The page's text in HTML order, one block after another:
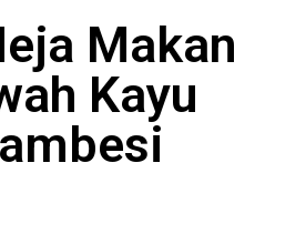
Makan
Kayu